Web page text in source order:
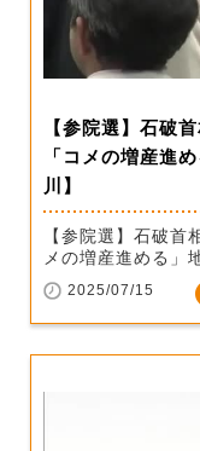
【参院選】石破
「コメの増産進
川】
【参院選】石破首
メの増産進める」
2025/07/15